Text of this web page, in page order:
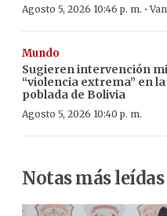
Agosto 5, 2026 10:46 p. m. ·
Mundo
Sugieren intervención
“violencia extrema” en
poblada de Bolivia
Agosto 5, 2026 10:40 p. m.
Notas más leídas